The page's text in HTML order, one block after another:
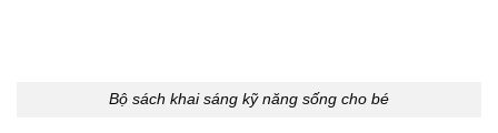
Bộ sách khai sáng kỹ năng sống cho bé